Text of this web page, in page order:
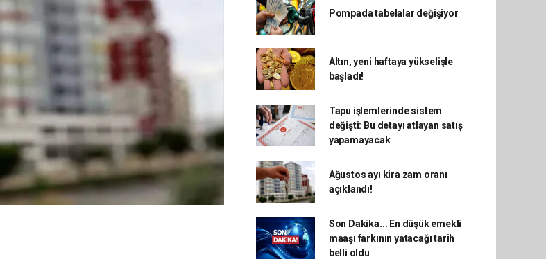
Pompada tabelalar değişiyor
Altın, yeni haftaya yükselişle
başladı!
Tapu işlemlerinde sistem
değişti: Bu detayı atlayan satış
yapamayacak
Ağustos ayı kira zam oranı
açıklandı!
Son Dakika... En düşük emekli
maaşı farkının yatacağı tarih
belli oldu